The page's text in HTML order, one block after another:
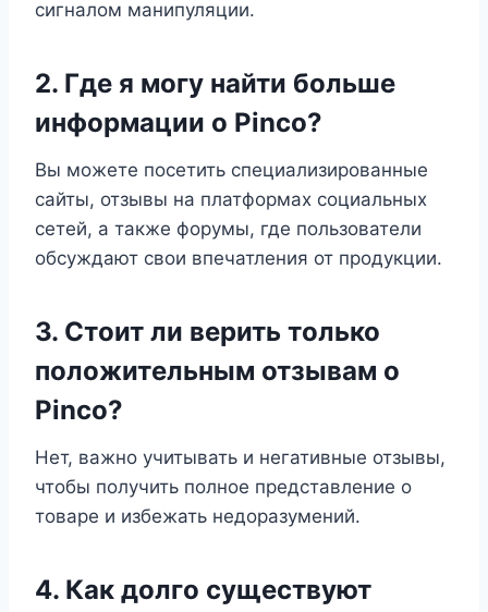
сигналом манипуляции.
2. Где я могу найти больше
информации о Pinco?
Вы можете посетить специализированные
сайты, отзывы на платформах социальных
сетей, а также форумы, где пользователи
обсуждают свои впечатления от продукции.
3. Стоит ли верить только
положительным отзывам о
Pinco?
Нет, важно учитывать и негативные отзывы,
чтобы получить полное представление о
товаре и избежать недоразумений.
4. Как долго существуют